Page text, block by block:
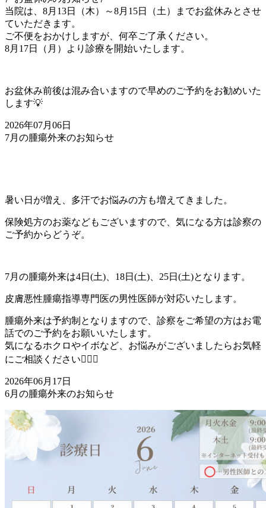
当院は、8月13日（木）～8月15日（土）までお盆休みとさせ
ていただきます。
ご不便をおかけしますが、何卒ご了承ください。
8月17日（月）より診療を開始いたします。
お盆休み前後は混み合いますので早めのご予約をお勧めいた
します💡
2026年07月06日
7月の腫瘍外来のお知らせ
暑い日が増え、多汗でお悩みの方も増えてきました。
保険処方のお薬などもございますので、気になる方は診察の
ご予約からどうぞ。
7月の腫瘍外来は4日(土)、18日(土)、25日(土)となります。
皮膚悪性腫瘍指導専門医の男性医師が対応いたします。
腫瘍外来は予約制となりますので、診察をご希望の方はお電
話でのご予約をお願いいたします。
気になるホクロやイボなど、お悩みがございましたらお気軽
にご相談ください👩🏻‍⚕️
2026年06月17日
6月の腫瘍外来のお知らせ